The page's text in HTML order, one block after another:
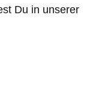
Du in unserer